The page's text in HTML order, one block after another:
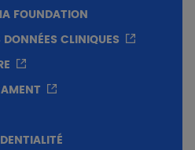
FOUNDATION
CLINIQUES